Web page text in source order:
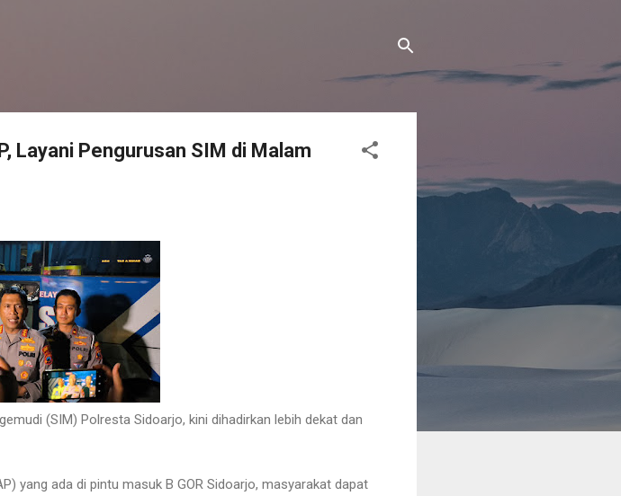
Layani Pengurusan SIM di Malam
(SIM) Polresta Sidoarjo, kini dihadirkan lebih dekat dan
yang ada di pintu masuk B GOR Sidoarjo, masyarakat dapat